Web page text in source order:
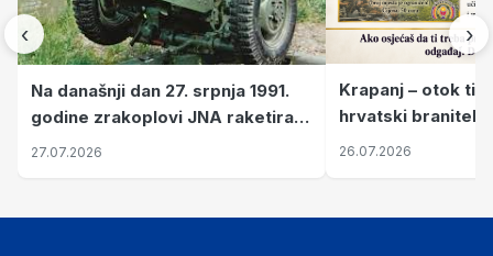
‹
Na današnji dan 27. srpnja 1991.
godine zrakoplovi JNA raketirali
su vojarnu i obučni centar "Nikola
27.07.2026
Krapanj – otok
hrvatski branitelji
pronalaze mir
26.07.2026
›